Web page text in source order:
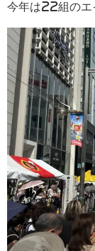
今年は22組のエ